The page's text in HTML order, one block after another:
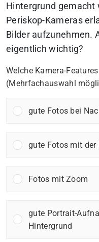
Hintergrund gemacht
Periskop-Kameras
Bilder aufzunehmen.
eigentlich wichtig?
Welche Kamera-
(Mehrfachauswahl
gute Fotos bei
gute Fotos mit der
Fotos mit Zoom
gute Portrait-
Hintergrund